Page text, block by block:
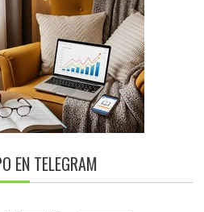
EN TELEGRAM